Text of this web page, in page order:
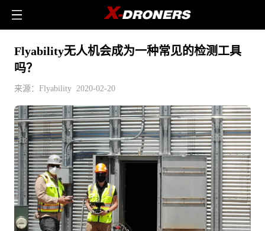
Flyability无人机会成为一种常见的检测工具
吗？
来源：Flyability 2020-02-20